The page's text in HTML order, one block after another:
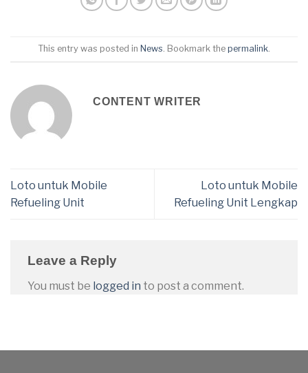
This entry was posted in News . Bookmark the permalink
CONTENT WRITER
Loto untuk Mobile
Refueling Unit
Loto untuk Mobile
Refueling Unit Lengkap
Leave a Reply
You must be logged in to post a comment.